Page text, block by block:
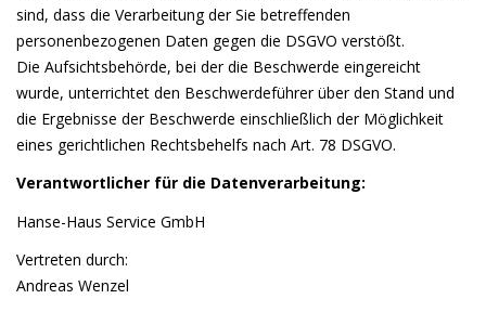
sind, dass die Verarbeitung der Sie betreffenden
personenbezogenen Daten gegen die DSGVO verstößt.
Die Aufsichtsbehörde, bei der die Beschwerde eingereicht
wurde, unterrichtet den Beschwerdeführer über den Stand und
die Ergebnisse der Beschwerde einschließlich der Möglichkeit
eines gerichtlichen Rechtsbehelfs nach Art. 78 DSGVO.
Verantwortlicher für die Datenverarbeitung:
Hanse-Haus Service GmbH
Vertreten durch:
Andreas Wenzel